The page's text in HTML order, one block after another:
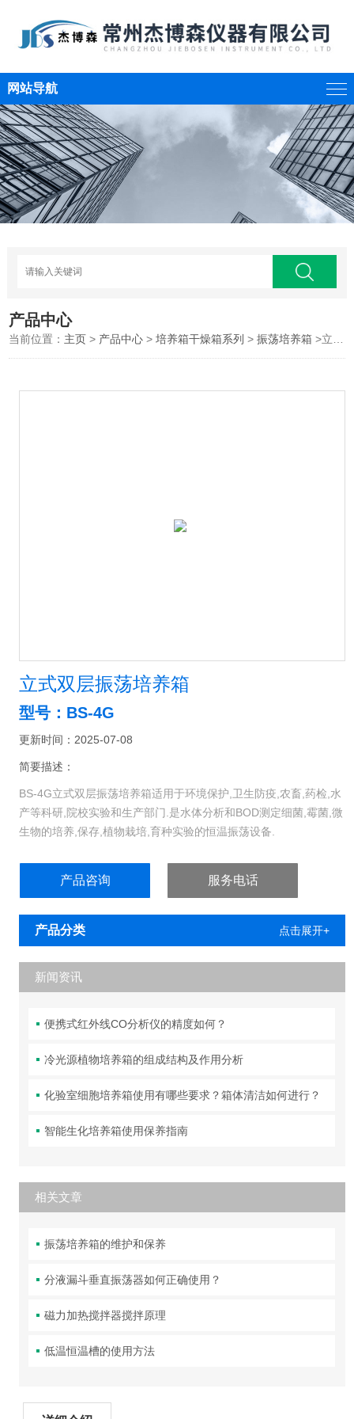
网站导航
产品中心
当前位置： 主页 > 产品中心 >培养箱干燥箱系列 >振荡培养箱 >立式双层振荡培养箱
立式双层振荡培养箱
型号：BS-4G
更新时间：2025-07-08
简要描述：
BS-4G立式双层振荡培养箱适用于环境保护,卫生防疫,农畜,药检,水
产等科研,院校实验和生产部门.是水体分析和BOD测定细菌,霉菌,微
生物的培养,保存,植物栽培,育种实验的恒温振荡设备.
产品咨询 服务电话
产品分类 点击展开+
新闻资讯
便携式红外线CO分析仪的精度如何？
冷光源植物培养箱的组成结构及作用分析
化验室细胞培养箱使用有哪些要求？箱体清洁如何进行？
智能生化培养箱使用保养指南
相关文章
振荡培养箱的维护和保养
分液漏斗垂直振荡器如何正确使用？
磁力加热搅拌器搅拌原理
低温恒温槽的使用方法